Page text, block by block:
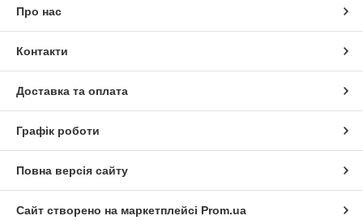
Про нас
Контакти
Доставка та оплата
Графік роботи
Повна версія сайту
Сайт створено на маркетплейсі Prom.ua